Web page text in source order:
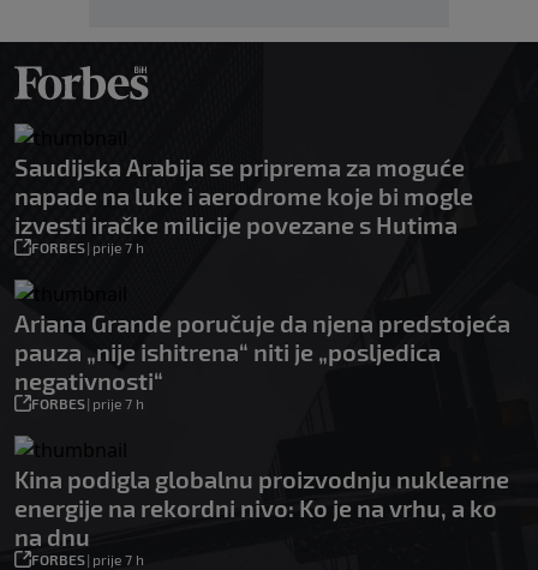
Saudijska Arabija se priprema za moguće
napade na luke i aerodrome koje bi mogle
izvesti iračke milicije povezane s Hutima
FORBES| prije 7 h
Ariana Grande poručuje da njena predstojeća
pauza „nije ishitrena“ niti je „posljedica
negativnosti“
FORBES| prije 7 h
Kina podigla globalnu proizvodnju nuklearne
energije na rekordni nivo: Ko je na vrhu, a ko
na dnu
FORBES| prije 7 h